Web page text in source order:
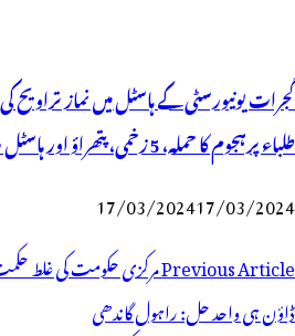
گجرات یونیورسٹی کے ہاسٹل میں نماز تراویح
طلباء پرہجوم کا حملہ، 5 زخمی، پتھراؤ اور ہاسٹل رومس میں توڑ پھوڑ
17/03/202417/03/2024
پوسٹوں
کی
Previous Articleمرکزی حکومت کی غلط
ڈاؤن ہی واحد حل: راہول گاندھی